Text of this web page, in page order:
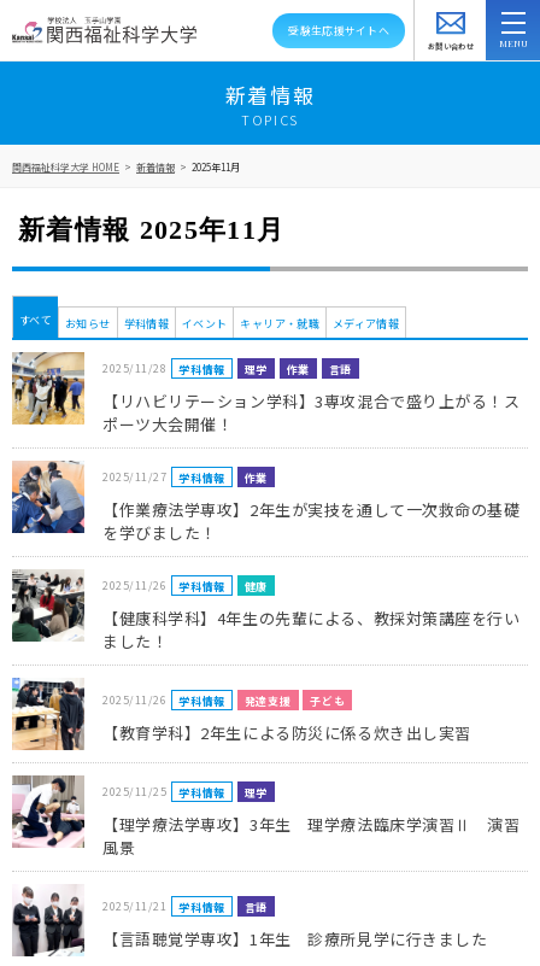
受験生応援サイトへ
お問い合わせ
アクセス
キャンパスライフ
資格就職キャリア
高大連携・地域連携
入試情報
在学生の方へ
保護者の方へ
卒業生の方へ
企業の方へ
地域・一般の方へ
新着情報
TOPICS
関西福祉科学大学 HOME > 新着情報 > 2025年11月
新着情報 2025年11月
すべて お知らせ 学科情報 イベント キャリア・就職 メディア情報
2025/11/28 学科情報 理学 作業 言語
【リハビリテーション学科】3専攻混合で盛り上がる！ス
ポーツ大会開催！
2025/11/27 学科情報 作業
【作業療法学専攻】2年生が実技を通して一次救命の基礎
を学びました！
2025/11/26 学科情報 健康
【健康科学科】4年生の先輩による、教採対策講座を行い
ました！
2025/11/26 学科情報 発達支援 子ども
【教育学科】2年生による防災に係る炊き出し実習
2025/11/25 学科情報 理学
【理学療法学専攻】3年生 理学療法臨床学演習Ⅱ 演習
風景
2025/11/21 学科情報 言語
【言語聴覚学専攻】1年生 診療所見学に行きました